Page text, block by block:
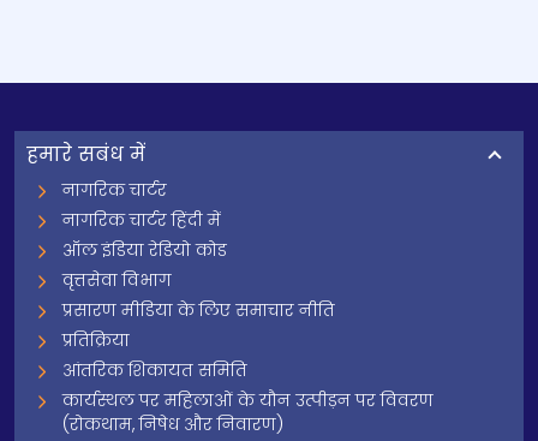
हमारे सबंध में
नागरिक चार्टर
नागरिक चार्टर हिंदी में
ऑल इंडिया रेडियो कोड
वृत्तसेवा विभाग
प्रसारण मीडिया के लिए समाचार नीति
प्रतिक्रिया
आंतरिक शिकायत समिति
कार्यस्थल पर महिलाओं के यौन उत्पीड़न पर विवरण
(रोकथाम, निषेध और निवारण)